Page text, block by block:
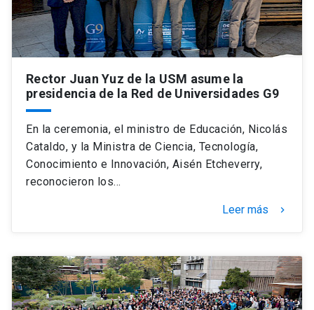
Rector Juan Yuz de la USM asume la
presidencia de la Red de Universidades G9
En la ceremonia, el ministro de Educación, Nicolás
Cataldo, y la Ministra de Ciencia, Tecnología,
Conocimiento e Innovación, Aisén Etcheverry,
reconocieron los…
Leer más keyboard_arrow_right